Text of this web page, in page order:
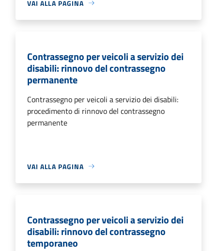
VAI ALLA PAGINA
Contrassegno per veicoli a servizio dei
disabili: rinnovo del contrassegno
permanente
Contrassegno per veicoli a servizio dei disabili:
procedimento di rinnovo del contrassegno
permanente
VAI ALLA PAGINA
Contrassegno per veicoli a servizio dei
disabili: rinnovo del contrassegno
temporaneo